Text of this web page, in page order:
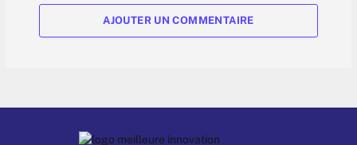
AJOUTER UN COMMENTAIRE